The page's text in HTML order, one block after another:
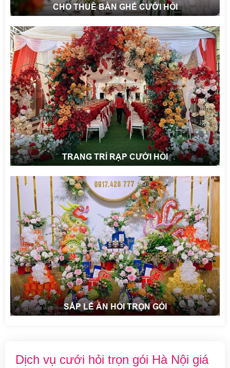
CHO THUÊ BÀN GHẾ CƯỚI HỎI
TRANG TRÍ RẠP CƯỚI HỎI
SẮP LỄ ĂN HỎI TRỌN GÓI
Dịch vụ cưới hỏi trọn gói Hà Nội giá